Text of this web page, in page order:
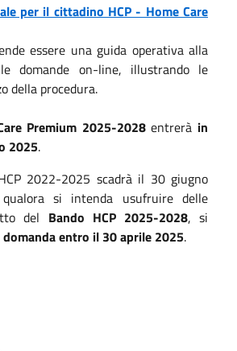
per il cittadino HCP - Home Care
essere una guida operativa alla
domande on-line, illustrando le
della procedura.
Premium 2025-2028entrerà in
2025.
2022-2025 scadrà il 30 giugno
si intenda usufruire delle
del Bando HCP 2025-2028, si
entro il 30 aprile 2025.